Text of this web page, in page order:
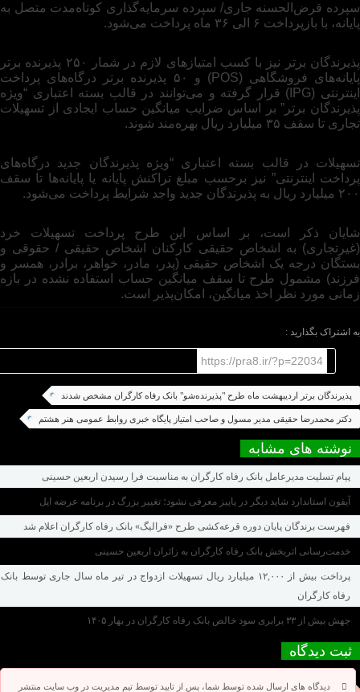
سپرده قرض‌الحسنه جاری/ سپرده سرمایه‌گذاری کوتاه‌مدت متصل به
پایانه، با بازپرداخت ۶ الی ۳۶ ماه پرداخت می‌شود.
پذیرندگان برتر نیز با کسب امتیازهای لازم در شمار ۲۵۰ پذیرنده برتر
پایانه‌های فروشگاهی (POS) و ۵۰ پذیرنده برتر درگاه‌های پرداخت
اینترنتی (IPG) قرار گرفته و می‌توانند در قالب بسته اعتباری “ویژه
پذیرندگان برتر” بر اساس ضرایب میانگین حساب ایجادی از تسهیلات
تجاری تا سقف ۳۵ میلیارد ریال بهره‌مند شوند.
تسهیلات در قالب بسته اعتباری “ویژه پذیرندگان جدید درگاه‌های
پرداخت اینترنتی” نیز برحسب مبلغ تراکنش پایانه یا پایانه‌ها تا سقف
۲۰۰ میلیارد ریال به پذیرندگان جدید واجد شرایط پرداخت می‌شود.
شایان ذکر است، بر اساس این طرح پرداخت تسهیلات خرد
(غیرتجاری) به اشخاص حقیقی کارکنان اشخاص حقیقی / حقوقی و
بستگان درجه یک اشخاص حقیقی (پدر، مادر، خواهر، برادر، همسر و
فرزند) مشمول طرح تا سقف میانگین حساب استفاده نشده در بازه
زمانی مورد نظر اخذ میانگین، امکان‌پذیر است.
به اشتراک بگذارید :
https://pra8.ir/?p=22034
پذیرندگان برتر اردیبهشت ماه طرح "پذیرنده‌شو" بانک رفاه کارگران مشخص شدند
دکتر محمدرضا حقیقی مدیر مسول و صاحب امتیاز پایگاه خبری روابط عمومی هنر هشتم
نوشته های مشابه
پیام تسلیت مدیرعامل بانک رفاه کارگران به مناسبت فرا رسیدن اربعین حسینی
آیفون استاندارد شاید دیگر در پاییز معرفی نشود؛ تغییر بزرگ در برنامه عرضه اپل
فهرست برندگان پایان دوره قرعه‌کشی طرح «فرالیگ» بانک رفاه کارگران اعلام شد
خدمت‌رسانی اثربخش بانک رفاه کارگران به زائران اربعین حسینی
پرداخت بیش از ۱۲,۰۰۰ میلیارد ریال تسهیلات ازدواج در تیر ماه سال جاری توسط بانک
رفاه کارگران
جهش بیش از ۳۳ برابری سود خالص بانک رفاه کارگران در بهار ۱۴۰۵
ثبت دیدگاه
دیدگاه های ارسال شده توسط شما، پس از تایید توسط تیم مدیریت در وب سایت منتشر